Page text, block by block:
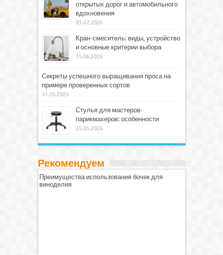
открытых дорог и автомобильного
вдохновения
03.07.2026
Кран-смеситель: виды, устройство
и основные критерии выбора
15.06.2026
Секреты успешного выращивания проса на
примере проверенных сортов
31.05.2026
Стулья для мастеров-
парикмахеров: особенности
25.05.2026
Рекомендуем
Преимущества использования бочек для
виноделия